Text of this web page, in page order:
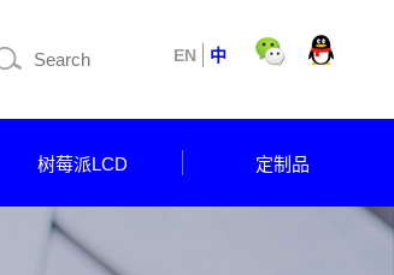
EN 中
树莓派LCD 定制品